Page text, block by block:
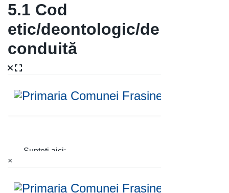
5.1 Cod
etic/deontologic/de
conduită
×